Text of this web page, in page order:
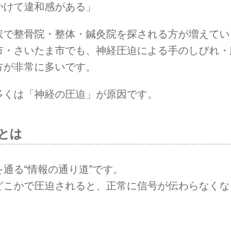
けて違和感がある」
整骨院・整体・鍼灸院を探される方が増えてい
・さいたま市でも、神経圧迫による手のしびれ
非常に多いです。
は「神経の圧迫」が原因です。
は
る“情報の通り道”です。
こかで圧迫されると、正常に信号が伝わらなくな